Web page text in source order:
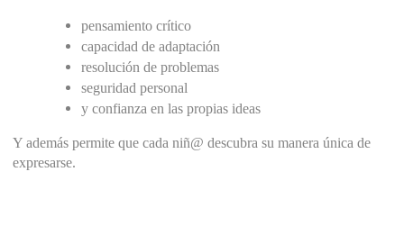
pensamiento crítico
capacidad de adaptación
resolución de problemas
seguridad personal
y confianza en las propias ideas
Y además permite que cada niñ@ descubra su manera única de
expresarse.